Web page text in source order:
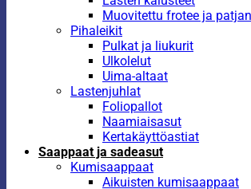
Muovitettu frotee ja
Pihaleikit
Pulkat ja liukurit
Ulkolelut
Uima-altaat
Lastenjuhlat
Foliopallot
Naamiaisasut
Kertakäyttöastiat
Saappaat ja sadeasut
Kumisaappaat
Aikuisten kumisaappaat